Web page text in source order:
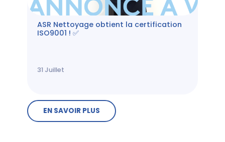
ASR Nettoyage obtient la certification
ISO9001 ! ✅
31 Juillet
EN SAVOIR PLUS